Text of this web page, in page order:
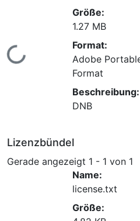
Lade...
Größe:
1.27 MB
Format:
Adobe
Format
Beschreibung:
DNB
Lizenzbündel
Gerade angezeigt 1 - 1 von 1
Name:
license.txt
Größe: